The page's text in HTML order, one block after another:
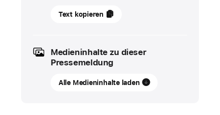
Juni
Das
Store-
Text kopieren
Medieninhalte zu dieser
Pressemeldung
Alle Medieninhalte laden